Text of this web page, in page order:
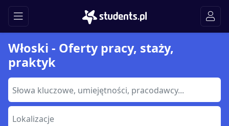
Włoski - Oferty pracy, staży,
praktyk